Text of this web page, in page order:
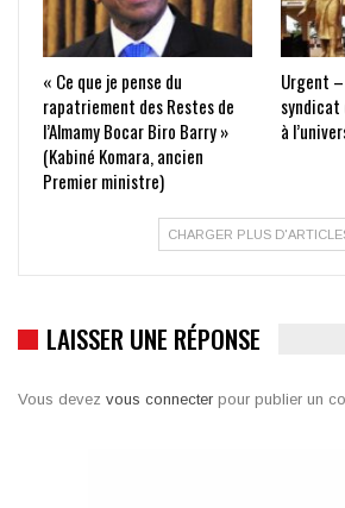
« Ce que je pense du
rapatriement des Restes de
l’Almamy Bocar Biro Barry »
(Kabiné Komara, ancien
Premier ministre)
Urgent
syndicat
à
CHARGER PLUS
LAISSER UNE RÉPONSE
Vous devez vous connecter pour publier un